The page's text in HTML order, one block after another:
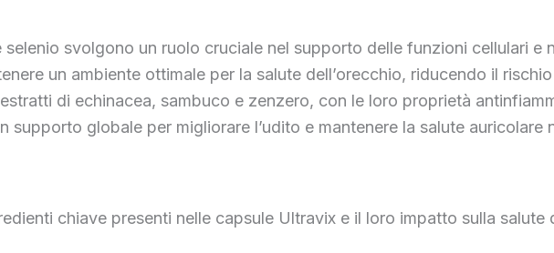
svolgono un ruolo cruciale nel supporto delle funzioni cellulari e
un ambiente ottimale per la salute dell’orecchio, riducendo il
di echinacea, sambuco e zenzero, con le loro proprietà
supporto globale per migliorare l’udito e mantenere la salute auricolare
chiave presenti nelle capsule Ultravix e il loro impatto sulla salute